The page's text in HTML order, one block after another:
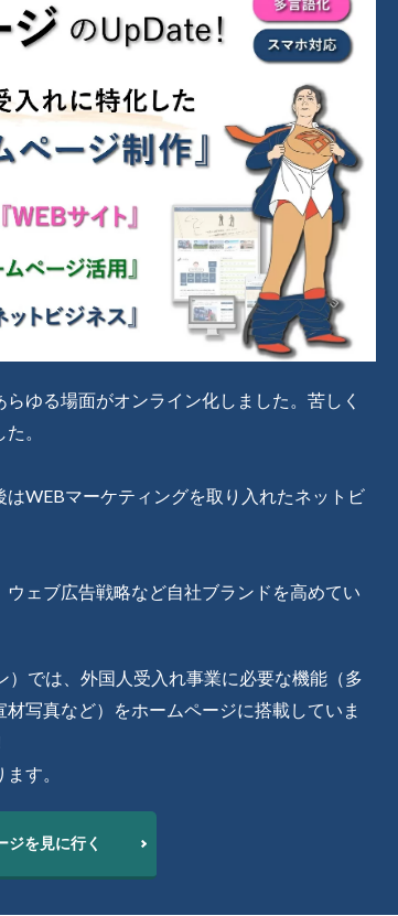
ゆる場面がオンライン化しました。苦しく
。
WEBマーケティングを取り入れたネットビ
ェブ広告戦略など自社ブランドを高めてい
）では、外国人受入れ事業に必要な機能（多
写真など）をホームページに搭載していま
す。
ジを見に行く